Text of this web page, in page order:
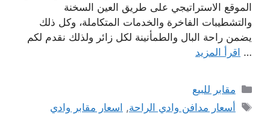
الموقع الاستراتيجي على طريق العين السخنة
والتشطيبات الفاخرة والخدمات المتكاملة، وكل ذلك
يضمن راحة البال والطمأنينة لكل زائر ولذلك نقدم لكم
… اقرأ المزيد
التصنيفات
مقابر للبيع
الوسوم
أسعار مدافن وادي الراحة, اسعار مقابر وادي